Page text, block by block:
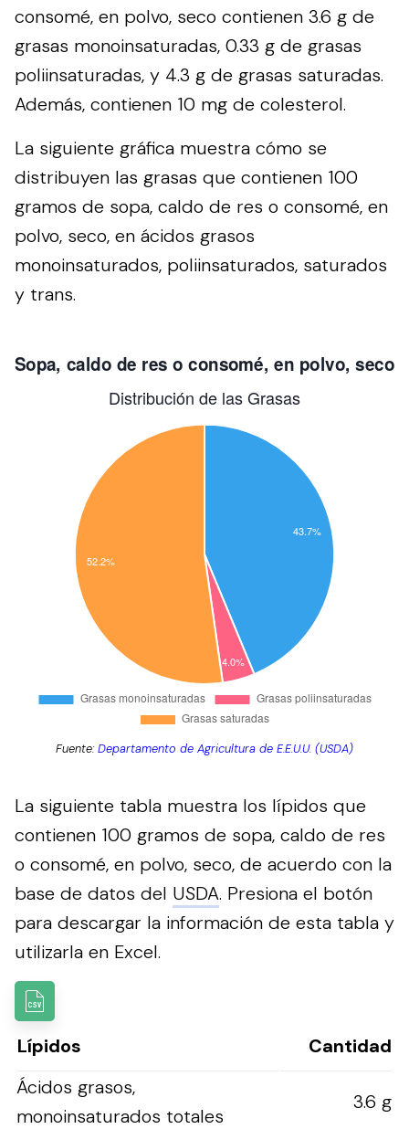
consomé, en polvo, seco contienen 3.6 g de
grasas monoinsaturadas, 0.33 g de grasas
poliinsaturadas, y 4.3 g de grasas saturadas.
Además, contienen 10 mg de colesterol.
La siguiente gráfica muestra cómo se
distribuyen las grasas que contienen 100
gramos de sopa, caldo de res o consomé, en
polvo, seco, en ácidos grasos
monoinsaturados, poliinsaturados, saturados
y trans.
Fuente:Departamento de Agricultura de E.E.U.U. (USDA)
La siguiente tabla muestra los lípidos que
contienen 100 gramos de sopa, caldo de res
o consomé, en polvo, seco, de acuerdo con la
base de datos del USDA. Presiona el botón
para descargar la información de esta tabla y
utilizarla en Excel.
Lípidos
Cantidad
Ácidos grasos,
monoinsaturados totales
3.6 g